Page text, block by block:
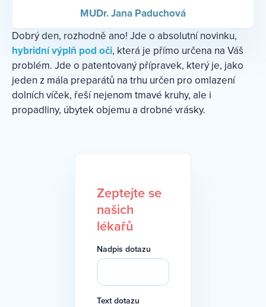
MUDr. Jana Paduchová
Dobrý den, rozhodně ano! Jde o absolutní novinku,
hybridní výplň pod oči, která je přímo určena na Váš
problém. Jde o patentovaný přípravek, který je, jako
jeden z mála preparátů na trhu určen pro omlazení
dolních víček, řeší nejenom tmavé kruhy, ale i
propadliny, úbytek objemu a drobné vrásky.
Zeptejte se
našich
lékařů
Nadpis dotazu
Text dotazu